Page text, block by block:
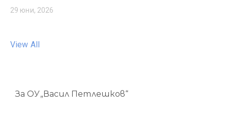
29 юни, 2026
View All
За ОУ„Васил Петлешков“